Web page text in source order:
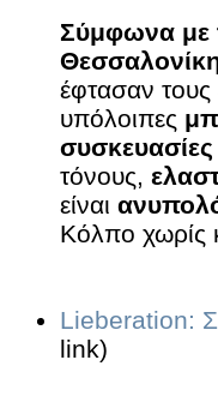
Σύμφωνα με
έφτασαν τους
υπόλοιπες
συσκευασίες
τόνους,
είναι
Κόλπο χωρίς
Lieberation:
link)